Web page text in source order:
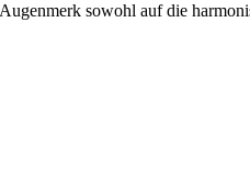
sowohl auf die